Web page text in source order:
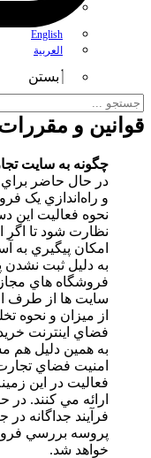
English
العربية
بستن
قوانین و
چگونه به سایت
در حال حاضر
و راه‌اندازي يک
نحوه فعاليت اين
نظارت شود تا اگر
امکان پيگيري به
به دليل ثبت نشدن
فروشگاه هاي
سايت ها از طرف
از ميزان و نحوه
فضاي اينترنت
به همين دليل هم
امنيت فضاي
فعاليت در اين
ارائه مي کنند.
فرآيند جداگانه
پروسه بررسي
خواهد شد.